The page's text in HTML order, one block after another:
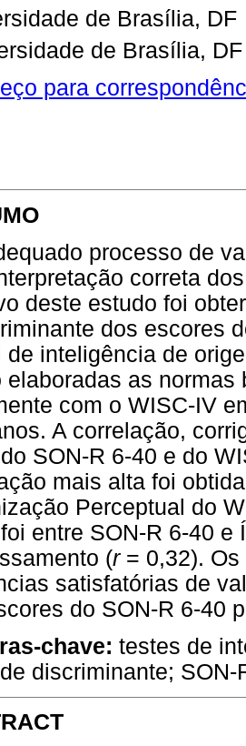
de Brasília, DF
de Brasília, DF
para
processo de
correta
deste estudo foi
dos escores
de inteligência de
elaboradas as
com o WISC-IV
A correlação,
SON-R 6-40 e do
mais alta foi
Perceptual do
entre SON-R 6-40 e
(r = 0,32).
satisfatórias de
do SON-R 6-40
chave: testes de
discriminante; SON-